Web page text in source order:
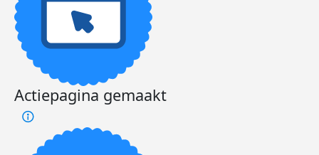
Actiepagina gemaakt